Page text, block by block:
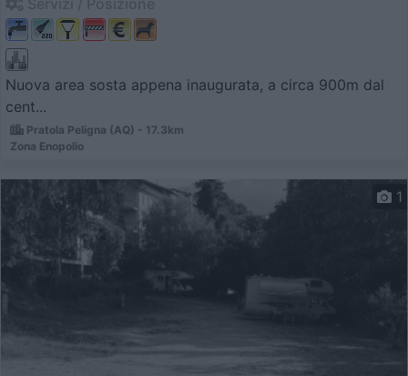
Nuova area sosta appena inaugurata, a circa 900m dal
cent...
Pratola Peligna (AQ) - 17.3km
Zona Enopolio
1